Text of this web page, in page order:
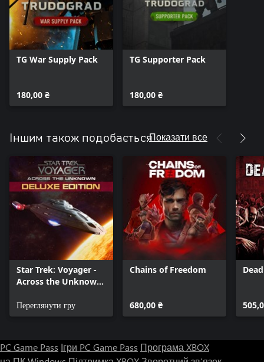
TG War Supply Pack
180,00 ₴
TG Supporter Pack
180,00 ₴
Іншим також подобаєтьсяПоказати все
Star Trek: Voyager -
Across the Unknown
Переглянути гру
Chains of Freedom
680,00 ₴
PC Game Pass Ігри PC Game Pass Програма XBOX